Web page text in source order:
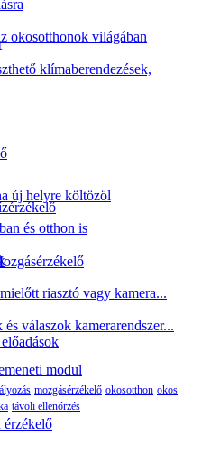
modul
érzékelő
okosotthonok világában
klímaberendezések,
új helyre költözöl
és otthon is
riasztó vagy kamera...
válaszok kamerarendszer...
mozgásérzékelő okosotthon okos
távoli ellenőrzés